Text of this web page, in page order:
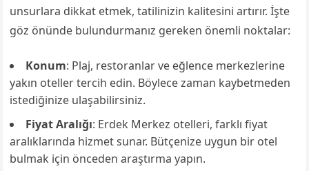
unsurlara dikkat etmek, tatilinizin kalitesini artırır. İşte
göz önünde bulundurmanız gereken önemli noktalar:
Konum: Plaj, restoranlar ve eğlence merkezlerine
yakın oteller tercih edin. Böylece zaman kaybetmeden
istediğinize ulaşabilirsiniz.
Fiyat Aralığı: Erdek Merkez otelleri, farklı fiyat
aralıklarında hizmet sunar. Bütçenize uygun bir otel
bulmak için önceden araştırma yapın.